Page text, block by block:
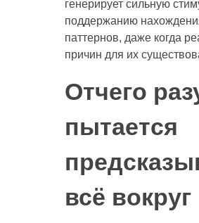
генерирует сильную
поддержанию
паттернов, даже когда
причин для их
Отчего
пытается
всё вокруг